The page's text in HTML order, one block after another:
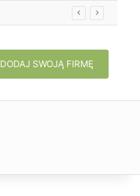
DODAJ SWOJĄ FIRMĘ